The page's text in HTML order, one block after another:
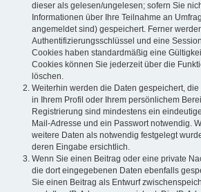
dieser als gelesen/ungelesen; sofern Sie
Informationen über Ihre Teilnahme an
angemeldet sind) gespeichert. Ferner
Authentifizierungsschlüssel und eine
Cookies haben standardmäßig eine
Cookies können Sie jederzeit über die
löschen.
Weiterhin werden die Daten gespeichert,
in Ihrem Profil oder Ihrem persönlichem
Registrierung sind mindestens ein
Mail-Adresse und ein Passwort notwendig.
weitere Daten als notwendig festgelegt
deren Eingabe ersichtlich.
Wenn Sie einen Beitrag oder eine private
die dort eingegebenen Daten ebenfalls
Sie einen Beitrag als Entwurf